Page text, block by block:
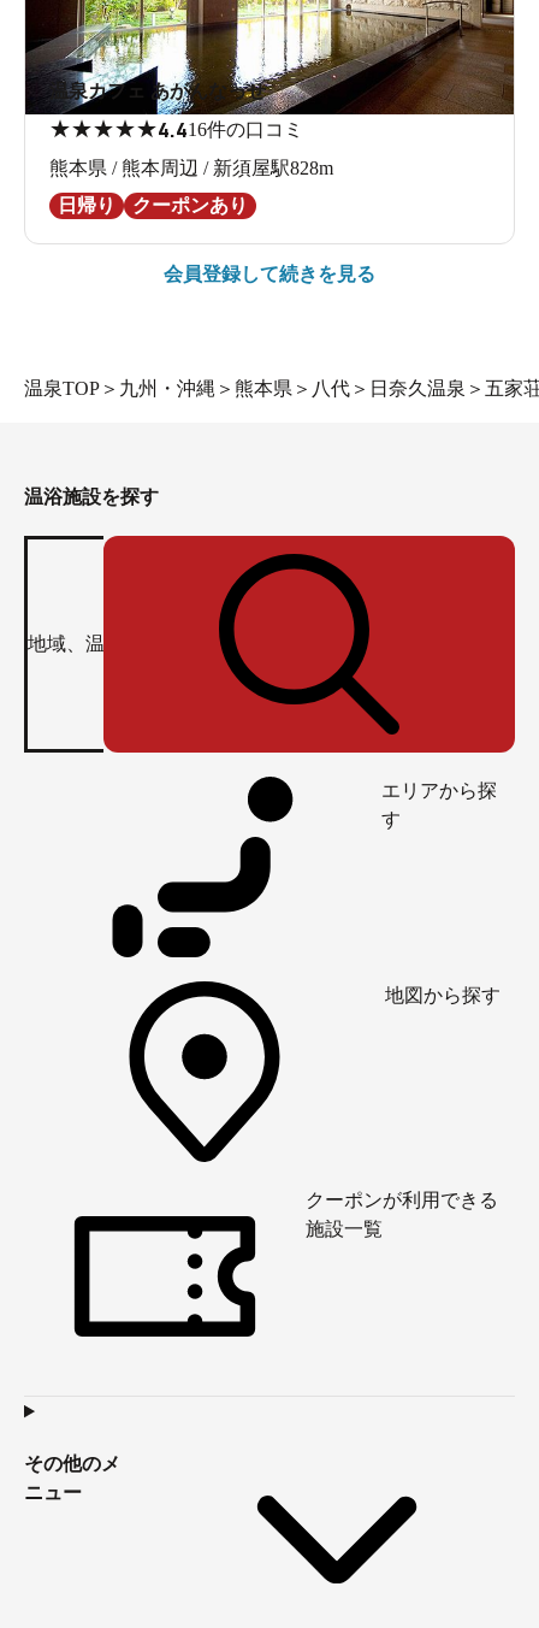
温泉カフェ あがんなっせ
★★★★★4.416件の口コミ
熊本県 / 熊本周辺 / 新須屋駅828m
日帰り
クーポンあり
会員登録して続きを見る
温泉TOP ＞ 九州・沖縄 ＞ 熊本県 ＞ 八代 ＞ 日奈久温泉 ＞ 五家
温浴施設を探す
エリアから探
す
地図から探す
クーポンが利用できる
施設一覧
その他のメ
ニュー